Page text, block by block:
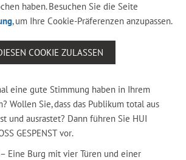
haben. Besuchen Sie die Seite
, um Ihre Cookie-Präferenzen anzupassen.
COOKIE ZULASSEN
eine gute Stimmung haben in Ihrem
Wollen Sie, dass das Publikum total aus
und ausrastet? Dann führen Sie HUI
GESPENST vor.
Eine Burg mit vier Türen und einer